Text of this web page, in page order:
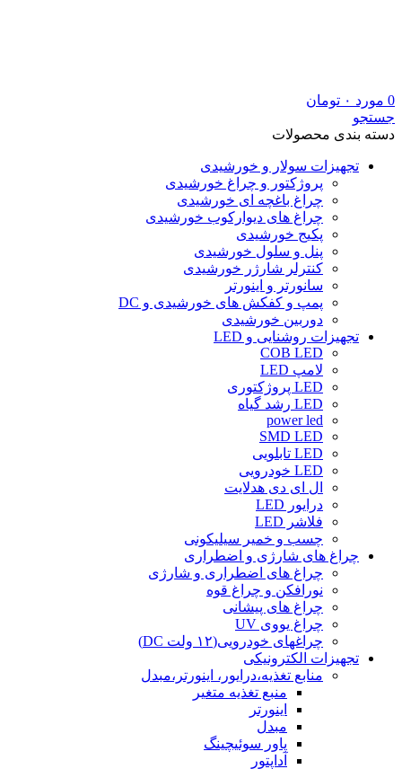
0 مورد ۰ تومان
جستجو
دسته بندی محصولات
تجهیزات سولار و خورشیدی
پروژکتور و چراغ خورشیدی
چراغ باغچه ای خورشیدی
چراغ های دیوارکوب خورشیدی
پکیج خورشیدی
پنل و سلول خورشیدی
کنترلر شارژر خورشیدی
سانورتر و اینورتر
پمپ و کفکش های خورشیدی و DC
دوربین خورشیدی
تجهیزات روشنایی و LED
COB LED
لامپ LED
LED پروژکتوری
LED رشد گیاه
power led
SMD LED
LED تابلویی
LED خودرویی
ال ای دی هدلایت
درایور LED
فلاشر LED
چسب و خمیر سیلیکونی
چراغ های شارژی و اضطراری
چراغ های اضطراری و شارژی
نورافکن و چراغ قوه
چراغ های پیشانی
چراغ یووی UV
چراغهای خودرویی(۱۲ ولت DC)
تجهیزات الکترونیکی
منابع تغذیه،درایور، اینورتر،مبدل
منبع تغذیه متغیر
اینورتر
مبدل
پاور سوئیچینگ
آداپتور